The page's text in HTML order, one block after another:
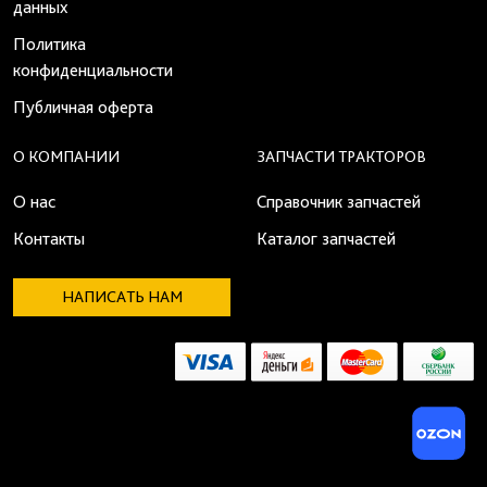
данных
Политика
конфиденциальности
Публичная оферта
О КОМПАНИИ
О нас
Контакты
ЗАПЧАСТИ ТРАКТОРОВ
Справочник запчастей
Каталог запчастей
НАПИСАТЬ НАМ